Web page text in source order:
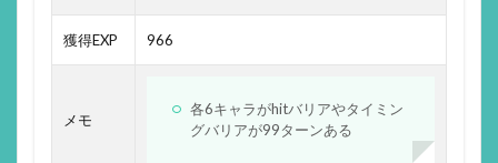
獲得EXP 966
メモ
各6キャラがhitバリアやタイミン
グバリアが99ターンある